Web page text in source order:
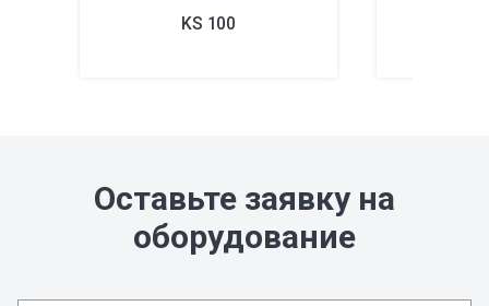
KS 100
Оставьте заявку на
оборудование